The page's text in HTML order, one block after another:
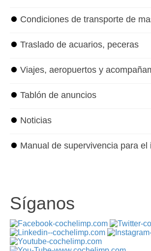
⏺ Condiciones de transporte de
⏺ Traslado de acuarios, peceras
⏺ Viajes, aeropuertos y
⏺ Tablón de anuncios
⏺ Noticias
⏺ Manual de supervivencia para el
Síganos